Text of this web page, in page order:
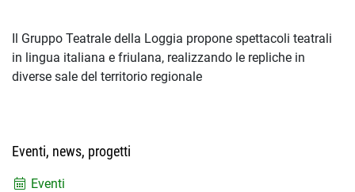
Il Gruppo Teatrale della Loggia propone spettacoli teatrali
in lingua italiana e friulana, realizzando le repliche in
diverse sale del territorio regionale
Eventi, news, progetti
Eventi